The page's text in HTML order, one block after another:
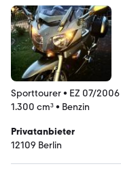
Sporttourer• EZ 07/2006
1.300 cm³• Benzin
Privatanbieter
12109 Berlin